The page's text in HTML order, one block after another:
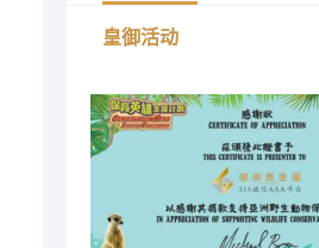
皇御活动